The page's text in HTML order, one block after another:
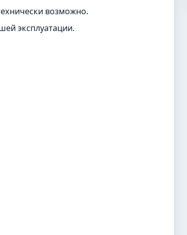
возможно.
эксплуатации.